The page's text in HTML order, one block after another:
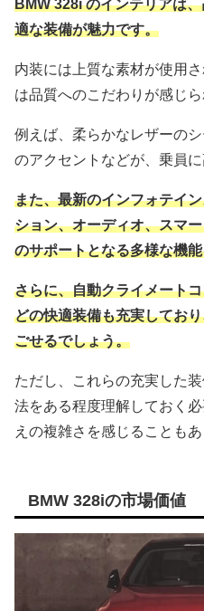
BMW 328i のインテリアは
適な装備が魅力です。
内装には上質な素材が使用
は品質へのこだわりが感じら
例えば、柔らかなレザーの
のアクセントなどが、乗員に
また、最新のインフォテイ
ション、オーディオ、スマ
のサポートとなる多様な機
さらに、自動クライメート
どの快適装備も充実してお
ごせるでしょう。
ただし、これらの充実した
法をある程度理解しておく
えの複雑さを感じることもあ
BMW 328iの市場価値